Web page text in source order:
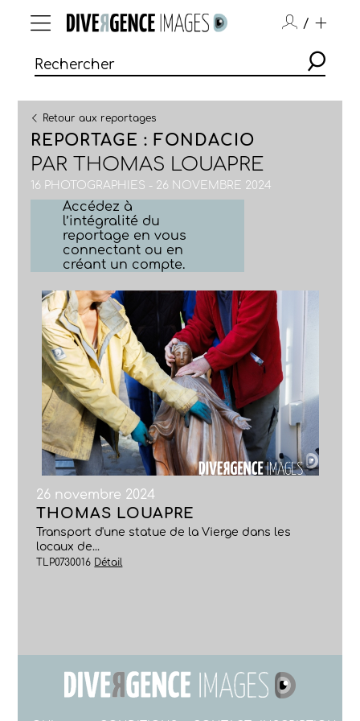
/
Retour aux reportages
REPORTAGE : FONDACIO
PAR THOMAS LOUAPRE
16 PHOTOGRAPHIES - 26 NOVEMBRE 2024
Accédez à
l’intégralité du
reportage en vous
connectant ou en
créant un compte.
26 novembre 2024
THOMAS LOUAPRE
Transport d'une statue de la Vierge dans les
locaux de...
TLP0730016 Détail